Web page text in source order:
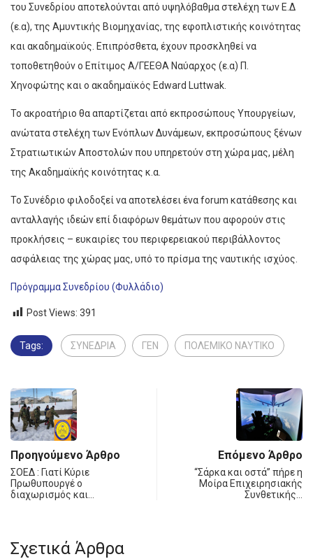
του Συνεδρίου αποτελούνται από υψηλόβαθμα στελέχη των Ε.Δ
(ε.α), της Αμυντικής Βιομηχανίας, της εφοπλιστικής κοινότητας
και ακαδημαϊκούς. Επιπρόσθετα, έχουν προσκληθεί να
τοποθετηθούν ο Επίτιμος Α/ΓΕΕΘΑ Ναύαρχος (ε.α) Π.
Χηνοφώτης και ο ακαδημαϊκός Edward Luttwak.
Το ακροατήριο θα απαρτίζεται από εκπροσώπους Υπουργείων,
ανώτατα στελέχη των Ενόπλων Δυνάμεων, εκπροσώπους ξένων
Στρατιωτικών Αποστολών που υπηρετούν στη χώρα μας, μέλη
της Ακαδημαϊκής κοινότητας κ.α.
Το Συνέδριο φιλοδοξεί να αποτελέσει ένα forum κατάθεσης και
ανταλλαγής ιδεών επί διαφόρων θεμάτων που αφορούν στις
προκλήσεις – ευκαιρίες του περιφερειακού περιβάλλοντος
ασφάλειας της χώρας μας, υπό το πρίσμα της ναυτικής ισχύος.
Πρόγραμμα Συνεδρίου (Φυλλάδιο)
Post Views: 391
Tags: ΣΥΝΕΔΡΙΑ ΓΕΝ ΠΟΛΕΜΙΚΟ ΝΑΥΤΙΚΟ
Προηγούμενο Άρθρο
ΣΟΕΔ : Γιατί Κύριε
Πρωθυπουργέ ο
διαχωρισμός και…
Επόμενο Άρθρο
“Σάρκα και οστά” πήρε η
Μοίρα Επιχειρησιακής
Συνθετικής…
Σχετικά Άρθρα